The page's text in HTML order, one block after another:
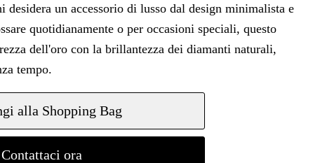
desidera un accessorio di lusso dal design minimalista e
quotidianamente o per occasioni speciali, questo
dell'oro con la brillantezza dei diamanti naturali,
tempo.
alla Shopping Bag
Contattaci ora